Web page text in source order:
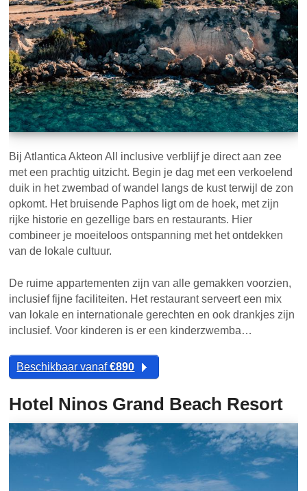
Bij Atlantica Akteon All inclusive verblijf je direct aan zee
met een prachtig uitzicht. Begin je dag met een verkoelend
duik in het zwembad of wandel langs de kust terwijl de zon
opkomt. Het bruisende Paphos ligt om de hoek, met zijn
rijke historie en gezellige bars en restaurants. Hier
combineer je moeiteloos ontspanning met het ontdekken
van de lokale cultuur.
De ruime appartementen zijn van alle gemakken voorzien,
inclusief fijne faciliteiten. Het restaurant serveert een mix
van lokale en internationale gerechten en ook drankjes zijn
inclusief. Voor kinderen is er een kinderzwemba…
Beschikbaar vanaf€890
Hotel Ninos Grand Beach Resort